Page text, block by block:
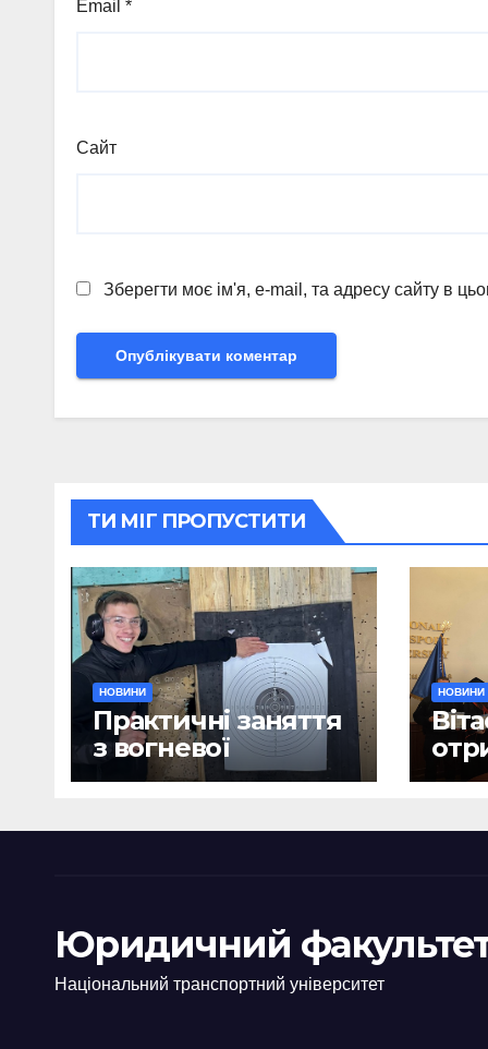
Email *
Сайт
Зберегти моє ім'я, e-mail, та адресу сайту в
ТИ МІГ ПРОПУСТИТИ
НОВИНИ
Практичні заняття
з вогневої
підготовки
НОВИНИ
Юридичний
Національний транспортний університет